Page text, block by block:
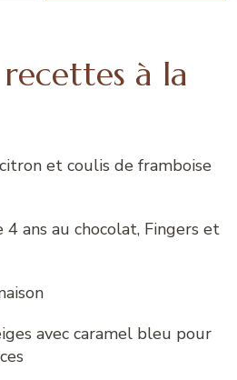
à la
et coulis de framboise
4 ans au chocolat, Fingers et
avec caramel bleu pour